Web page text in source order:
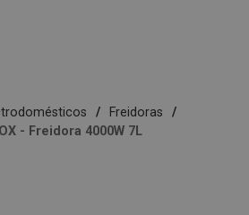
Freidoras
- Freidora 4000W 7L